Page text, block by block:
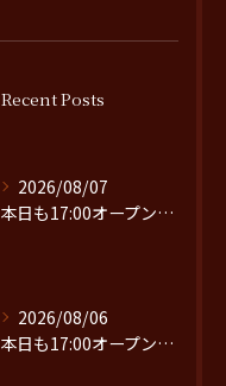
Recent Posts
2026/08/07
本日も17:00オープンです。
2026/08/06
本日も17:00オープンです。